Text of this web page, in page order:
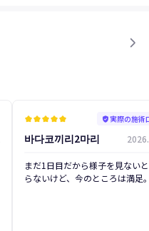
kid_starkid_starkid_starkid_starkid_star verified_user実際の施術
바다코끼리2마리
後
まだ1日目だから様子を見ない
らないけど、今のところは満足